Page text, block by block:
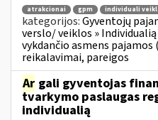
atrakcionai gpm individuali
kategorijos:Gyventojų
verslo/ veiklos »
vykdančio asmens pajamos
reikalavimai, pareigos
Ar gali gyventojas
tvarkymo paslaugas
individualią